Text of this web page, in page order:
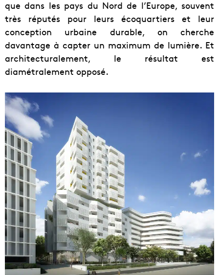
que dans les pays du Nord de l’Europe, souvent
très réputés pour leurs écoquartiers et leur
conception urbaine durable, on cherche
davantage à capter un maximum de lumière. Et
architecturalement, le résultat est
diamétralement opposé.